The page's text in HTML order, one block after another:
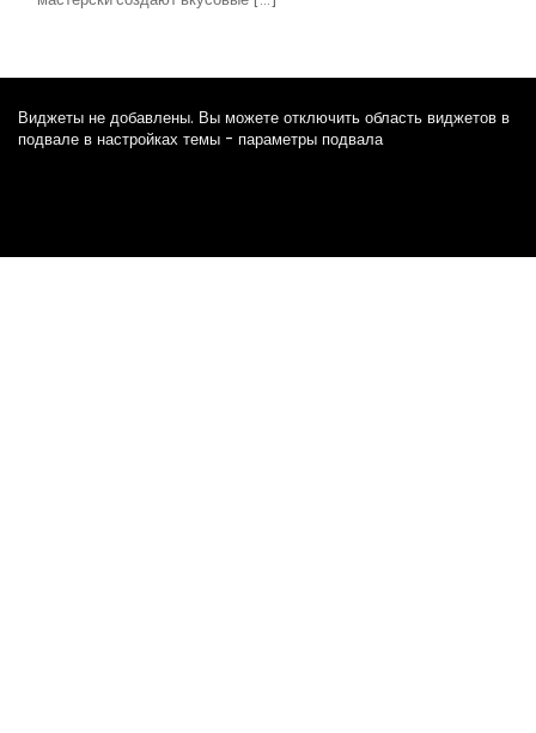
Виджеты не добавлены. Вы можете отключить область виджетов в
подвале в настройках темы - параметры подвала